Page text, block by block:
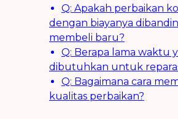
Q: Apakah perbaikan
dengan biayanya
membeli baru?
Q: Berapa lama waktu
dibutuhkan untuk
Q: Bagaimana cara
kualitas perbaikan?